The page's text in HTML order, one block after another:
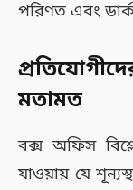
পরিণত এবং
মতামত
বক্স অফিস
যাওয়ায় যে